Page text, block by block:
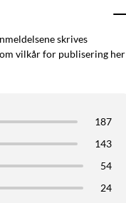
skrives
vilkår for publisering her
187
143
54
24